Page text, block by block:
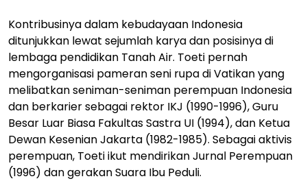
Kontribusinya dalam kebudayaan Indonesia
ditunjukkan lewat sejumlah karya dan posisinya di
lembaga pendidikan Tanah Air. Toeti pernah
mengorganisasi pameran seni rupa di Vatikan yang
melibatkan seniman-seniman perempuan Indonesia
dan berkarier sebagai rektor IKJ (1990-1996), Guru
Besar Luar Biasa Fakultas Sastra UI (1994), dan Ketua
Dewan Kesenian Jakarta (1982-1985). Sebagai aktivis
perempuan, Toeti ikut mendirikan Jurnal Perempuan
(1996) dan gerakan Suara Ibu Peduli.